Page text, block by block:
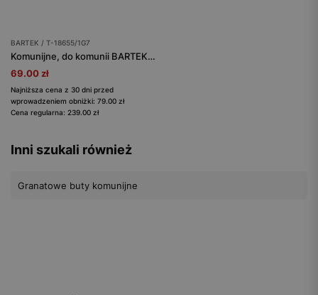
BARTEK / T-18655/1G7
Komunijne, do komunii BARTEK T-18655/1G7, dla dziewcząt, szaro-różowy
69.00 zł
Najniższa cena z 30 dni przed
wprowadzeniem obniżki: 79.00 zł
Cena regularna: 239.00 zł
Inni szukali również
Granatowe buty komunijne